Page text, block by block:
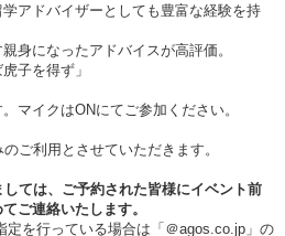
アドバイザーとしても豊富な経験を持
身になったアドバイスが高評価。
子を得ず」
マイクはONにてご参加ください。
ご利用とさせていただきます。
ては、ご予約された皆様にイベント前
ご連絡いたします。
を行っている場合は「＠agos.co.jp」の